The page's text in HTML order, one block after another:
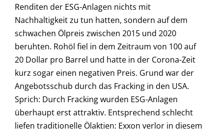
Renditen der ESG-Anlagen nichts mit
Nachhaltigkeit zu tun hatten, sondern auf dem
schwachen Ölpreis zwischen 2015 und 2020
beruhten. Rohöl fiel in dem Zeitraum von 100 auf
20 Dollar pro Barrel und hatte in der Corona-Zeit
kurz sogar einen negativen Preis. Grund war der
Angebotsschub durch das Fracking in den USA.
Sprich: Durch Fracking wurden ESG-Anlagen
überhaupt erst attraktiv. Entsprechend schlecht
liefen traditionelle Ölaktien: Exxon verlor in diesem